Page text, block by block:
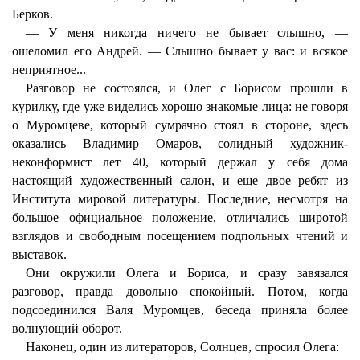
Берков.
— У меня никогда ничего не бывает слышно, —
ошеломил его Андрей. — Слышно бывает у вас: и всякое
неприятное...
Разговор не состоялся, и Олег с Борисом прошли в
курилку, где уже виделись хорошо знакомые лица: не говоря
о Муромцеве, который сумрачно стоял в стороне, здесь
оказались Владимир Омаров, солидный художник-
неконформист лет 40, который держал у себя дома
настоящий художественный салон, и еще двое ребят из
Института мировой литературы. Последние, несмотря на
большое официальное положение, отличались широтой
взглядов и свободным посещением подпольных чтений и
выставок.
Они окружили Олега и Бориса, и сразу завязался
разговор, правда довольно спокойный. Потом, когда
подсоединился Валя Муромцев, беседа приняла более
волнующий оборот.
Наконец, один из литераторов, Солнцев, спросил Олега: